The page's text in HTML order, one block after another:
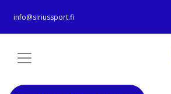
info@siriussport.fi